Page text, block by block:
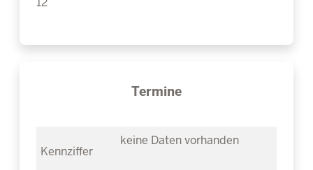
Termine
keine Daten vorhanden